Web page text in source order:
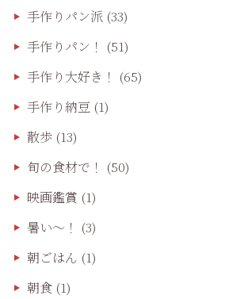
手作りパン派 (33)
手作りパン！ (51)
手作り大好き！ (65)
手作り納豆 (1)
散歩(13)
旬の食材で！ (50)
映画鑑賞 (1)
暑い～！ (3)
朝ごはん (1)
朝食(1)